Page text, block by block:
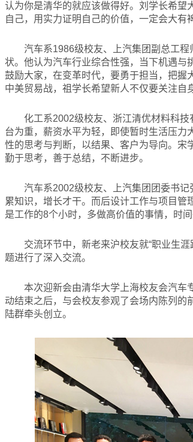
认为你是清华的就应该做得好。刘学长希望
自己，用实力证明自己的价值，一定会大有
汽车系1986级校友、上汽集团副总工
状。他认为汽车行业综合性强，当下机遇与
鼓励大家，在变革时代，要勇于担当，把握
中美贸易战，祖学长希望新人不仅要关注自
化工系2002级校友、浙江清优材料科
台为重，薪资水平为轻，即使暂时生活压
性的思考与判断，以结果、客户为导向。宋
勤于思考，善于总结，不断进步。
汽车系2002级校友、上汽集团团委书
累知识，增长才干。而后设计工作与项目
是工作的8个小时，多做高价值的事情，时间
交流环节中，新老来沪校友就“职业生涯
题进行了深入交流。
本次迎新会由清华大学上海校友会汽车
动结束之后，与会校友参观了会场内陈列的
陆群牵头创立。